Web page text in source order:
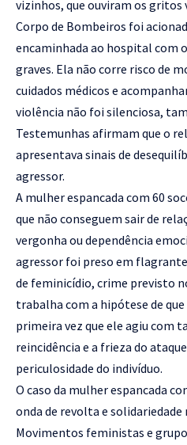
vizinhos, que ouviram os gritos
Corpo de Bombeiros foi
encaminhada ao hospital com
graves. Ela não corre risco de
cuidados médicos e
violência não foi silenciosa,
Testemunhas afirmam que o
apresentava sinais de
agressor.
A mulher espancada com 60
que não conseguem sair de
vergonha ou dependência
agressor foi preso em
de feminicídio, crime previsto
trabalha com a hipótese de
primeira vez que ele agiu com
reincidência e a frieza do
periculosidade do indivíduo.
O caso da mulher espancada
onda de revolta e solidariedade
Movimentos feministas e